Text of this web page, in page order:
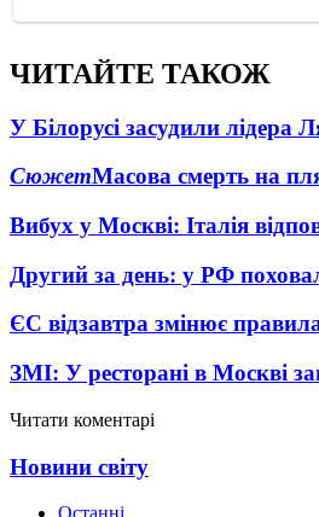
ЧИТАЙТЕ ТАКОЖ
У Білорусі засудили лідера
СюжетМасова смерть на
Вибух у Москві: Італія
Другий за день: у РФ
ЄС відзавтра змінює
ЗМІ: У ресторані в Москві
Читати коментарі
Новини світу